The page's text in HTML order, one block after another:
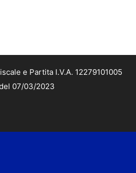
e Partita I.V.A. 12279101005
07/03/2023